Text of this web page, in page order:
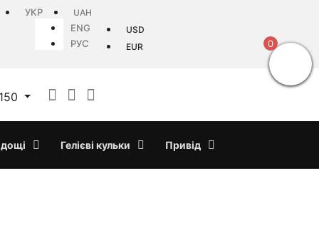
УКР
ENG
РУС
UAH
USD
EUR
Гелієві кульки Привід
0